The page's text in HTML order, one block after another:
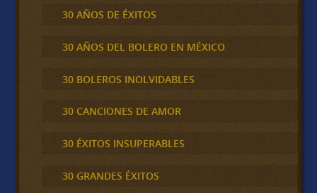
30 AÑOS DE ÉXITOS
30 AÑOS DEL BOLERO EN MÉXICO
30 BOLEROS INOLVIDABLES
30 CANCIONES DE AMOR
30 ÉXITOS INSUPERABLES
30 GRANDES ÉXITOS